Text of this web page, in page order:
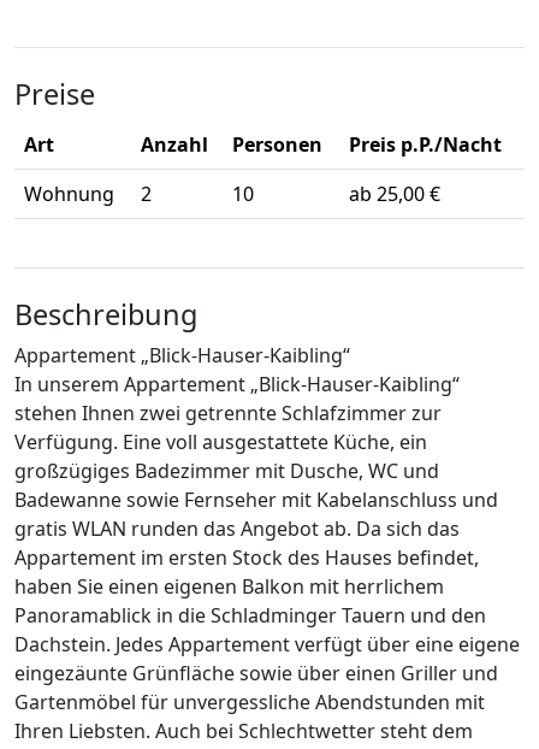
Preise
Art Anzahl Personen
Preis p.P./Nacht
Wohnung
2 10 ab 25,00 €
Beschreibung
Appartement „Blick-Hauser-Kaibling“
In unserem Appartement „Blick-Hauser-Kaibling“
stehen Ihnen zwei getrennte Schlafzimmer zur
Verfügung. Eine voll ausgestattete Küche, ein
großzügiges Badezimmer mit Dusche, WC und
Badewanne sowie Fernseher mit Kabelanschluss und
gratis WLAN runden das Angebot ab. Da sich das
Appartement im ersten Stock des Hauses befindet,
haben Sie einen eigenen Balkon mit herrlichem
Panoramablick in die Schladminger Tauern und den
Dachstein. Jedes Appartement verfügt über eine eigene
eingezäunte Grünfläche sowie über einen Griller und
Gartenmöbel für unvergessliche Abendstunden mit
Ihren Liebsten. Auch bei Schlechtwetter steht dem